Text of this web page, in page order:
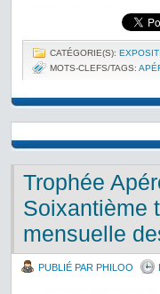
CATÉGORIE(S):
MOTS-CLEFS/TAGS:
Trophée
Soixantième
mensuelle
PUBLIÉ PAR PHILOO